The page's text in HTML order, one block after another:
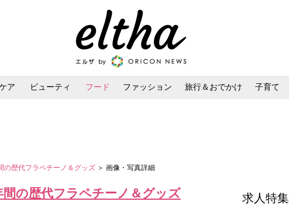
ア ビューティ フード ファッション 旅行＆おでかけ 子育て
の歴代フラペチーノ＆グッズ ＞ 画像・写真詳細
の歴代フラペチーノ＆グッズ 求人特集